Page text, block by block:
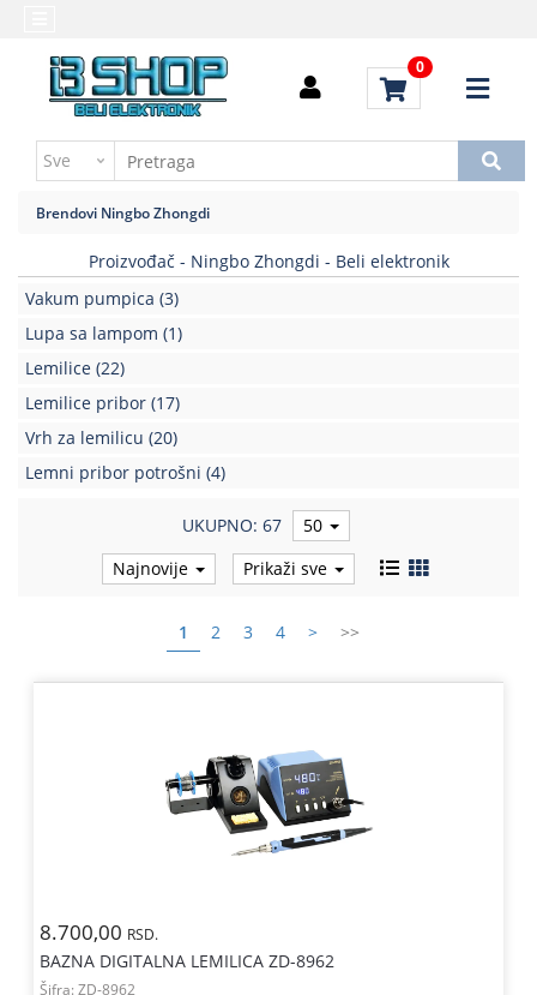
0
Baterija,punjač
Elektromehaničke
komponente
Elektronske
komponente
aktivne
Elektronske
Brendovi
Uputstvo
kupovinu
slanja
Brendovi Ningbo Zhongdi
Proizvođač - Ningbo Zhongdi - Beli elektronik
Vakum pumpica (3)
Lupa sa lampom (1)
Lemilice (22)
Lemilice pribor (17)
Vrh za lemilicu (20)
Lemni pribor potrošni (4)
UKUPNO: 67
50
Najnovije
Prikaži sve
1 2 3 4 > >>
8.700,00 RSD.
BAZNA DIGITALNA LEMILICA ZD-8962
Šifra: ZD-8962